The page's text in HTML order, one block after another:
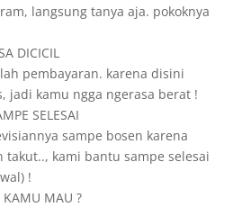
langsung tanya aja. pokoknya
DICICIL
pembayaran. karena disini
jadi kamu ngga ngerasa berat !
SELESAI
sampe bosen karena
takut.., kami bantu sampe selesai
!
MAU ?